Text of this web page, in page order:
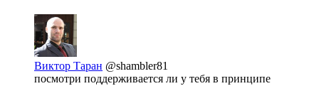
Виктор Таран @shambler81
посмотри поддерживается ли у тебя в принципе